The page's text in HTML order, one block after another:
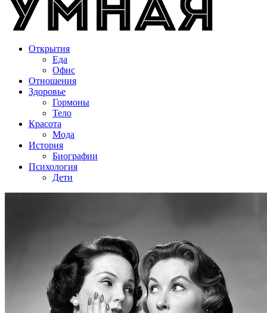
Открытия
Еда
Офис
Отношения
Здоровье
Гормоны
Тело
Красота
Мода
История
Биографии
Психология
Дети